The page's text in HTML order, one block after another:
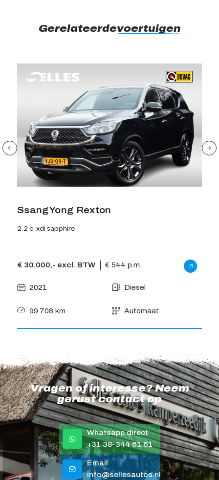
Gerelateerdevoertuigen
SsangYong Rexton
2.2 e-xdi sapphire
€ 30.000,- excl. BTW € 544 p.m.
2021 Diesel
99.708 km Automaat
Vragen of interesse? Neem
gerust contact op
Whatsapp direct
+31 38-344 61 61
Email
info@sellesautos.nl